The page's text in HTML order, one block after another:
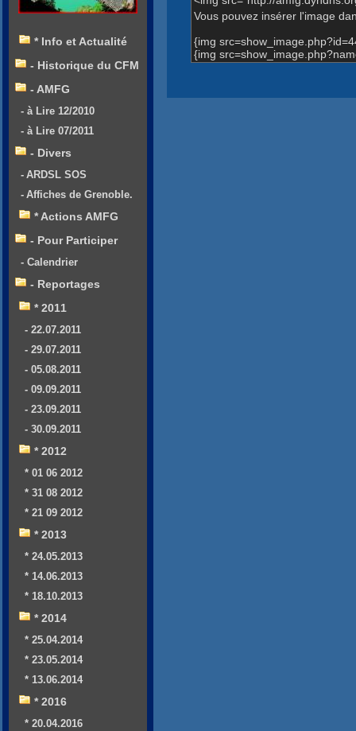
Vous pouvez insérer l'image
{img
{img
* Info et Actualité
- Historique du CFM
- AMFG
- à Lire 12/2010
- à Lire 07/2011
- Divers
- ARDSL SOS
- Affiches de Grenoble.
* Actions AMFG
- Pour Participer
- Calendrier
- Reportages
* 2011
- 22.07.2011
- 29.07.2011
- 05.08.2011
- 09.09.2011
- 23.09.2011
- 30.09.2011
* 2012
* 01 06 2012
* 31 08 2012
* 21 09 2012
* 2013
* 24.05.2013
* 14.06.2013
* 18.10.2013
* 2014
* 25.04.2014
* 23.05.2014
* 13.06.2014
* 2016
* 20.04.2016